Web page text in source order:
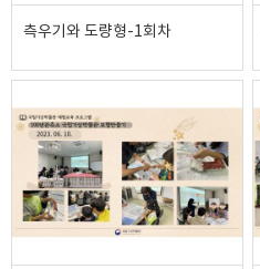
측우기와 도량형-1회차